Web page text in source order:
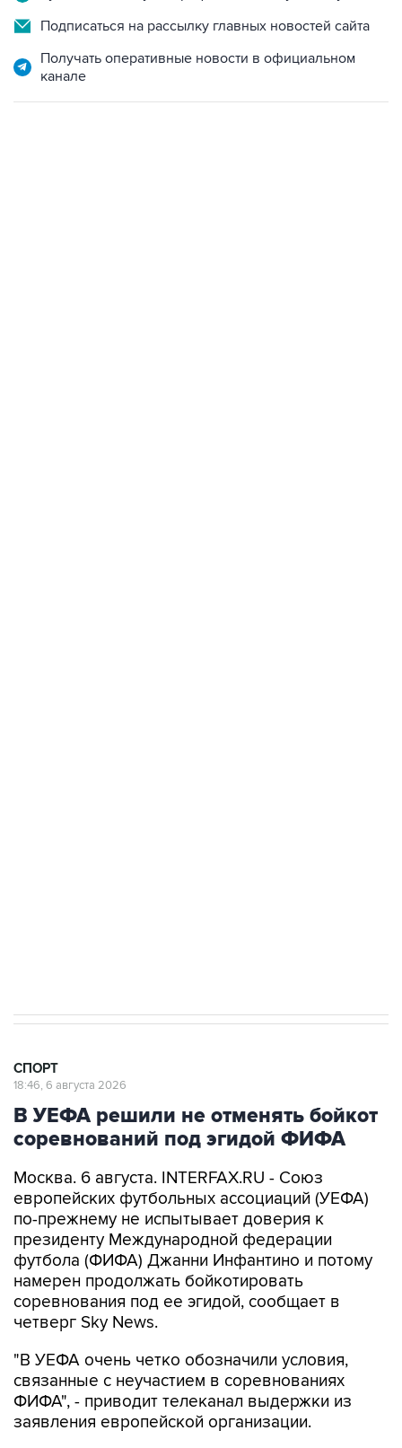
Подписаться на рассылку главных новостей сайта
Получать оперативные новости в официальном
канале
СПОРТ
18:46, 6 августа 2026
В УЕФА решили не отменять бойкот
соревнований под эгидой ФИФА
Москва. 6 августа. INTERFAX.RU - Союз
европейских футбольных ассоциаций (УЕФА)
по-прежнему не испытывает доверия к
президенту Международной федерации
футбола (ФИФА) Джанни Инфантино и потому
намерен продолжать бойкотировать
соревнования под ее эгидой, сообщает в
четверг Sky News.
"В УЕФА очень четко обозначили условия,
связанные с неучастием в соревнованиях
ФИФА", - приводит телеканал выдержки из
заявления европейской организации.